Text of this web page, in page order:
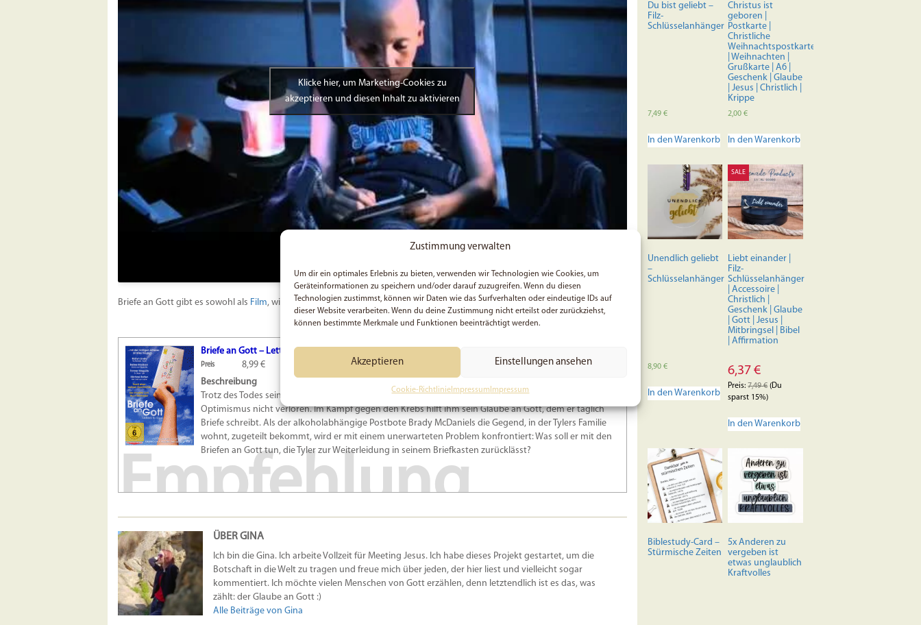
Zustimmung verwalten
Um dir ein optimales Erlebnis zu bieten, verwenden wir Technologien wie Cookies, um
Geräteinformationen zu speichern und/oder darauf zuzugreifen. Wenn du diesen
Technologien zustimmst, können wir Daten wie das Surfverhalten oder eindeutige IDs auf
dieser Website verarbeiten. Wenn du deine Zustimmung nicht erteilst oder zurückziehst,
können bestimmte Merkmale und Funktionen beeinträchtigt werden.
Akzeptieren Einstellungen ansehen
Cookie-Richtlinie Impressum Impressum
Klicke hier, um Marketing-Cookies zu
akzeptieren und diesen Inhalt zu aktivieren
Briefe an Gott gibt es sowohl als Film, wie auch alsBuch . ;)
Empfehlung
Briefe an Gott – Letters to God
Preis
8,99 €
Beschreibung
Trotz des Todes seines Vaters und seiner eigenen Erkrankung hat der achtjährige Tyler seinen
Optimismus nicht verloren. Im Kampf gegen den Krebs hilft ihm sein Glaube an Gott, dem er täglich
Briefe schreibt. Als der alkoholabhängige Postbote Brady McDaniels die Gegend, in der Tylers Familie
wohnt, zugeteilt bekommt, wird er mit einem unerwarteten Problem konfrontiert: Was soll er mit den
Briefen an Gott tun, die Tyler zur Weiterleidung in seinem Briefkasten zurücklässt?
ÜBER GINA
Ich bin die Gina. Ich arbeite Vollzeit für Meeting Jesus. Ich habe dieses Projekt gestartet, um die
Botschaft in die Welt zu tragen und freue mich über jeden, der hier liest und vielleicht sogar
kommentiert. Ich möchte vielen Menschen von Gott erzählen, denn letztendlich ist es das, was
zählt: der Glaube an Gott :)
Alle Beiträge von Gina
Du bist geliebt –
Filz-
Schlüsselanhänger
7,49 €
In den Warenkorb
Christus ist
geboren |
Postkarte |
Christliche
Weihnachtspostkarte
| Weihnachten |
Grußkarte | A6 |
Geschenk | Glaube
| Jesus | Christlich |
Krippe
2,00€
In den Warenkorb
Unendlich geliebt
–
Schlüsselanhänger
8,90 €
In den Warenkorb
SALE
Liebt einander |
Filz-
Schlüsselanhänger
| Accessoire |
Christlich |
Geschenk | Glaube
| Gott | Jesus |
Mitbringsel | Bibel
| Affirmation
6,37€
Preis:7,49€(Du
sparst 15%)
In den Warenkorb
Biblestudy-Card –
Stürmische Zeiten
5x Anderen zu
vergeben ist
etwas unglaublich
Kraftvolles